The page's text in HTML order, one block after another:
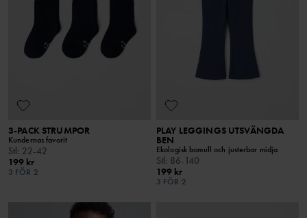
3-PACK STRUMPOR
Kundernas favorit
Stl: 22-42
199 kr
3 FÖR 2
PLAY LEGGINGS UTSVÄNGDA
BEN
Ekologisk bomull och justerbar midja
Stl: 86-140
199 kr
3 FÖR 2